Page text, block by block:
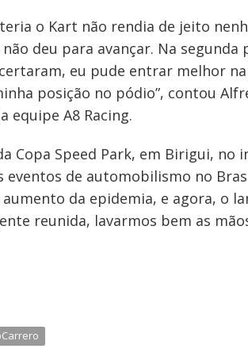
o Kart não rendia de jeito
deu para avançar. Na segunda
eu pude entrar melhor
posição no pódio”, contou
equipe A8 Racing.
Copa Speed Park, em Birigui, no
de automobilismo no
da epidemia, e agora, o
reunida, lavarmos bem as